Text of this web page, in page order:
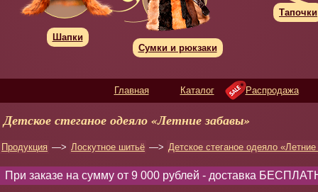
Шапки
Сумки и рюкзаки
Тапочки
Главная Каталог Распродажа
Детское стеганое одеяло «Летние забавы»
Продукция —> Лоскутное шитьё —> Детское стеганое одеяло
При заказе на сумму от 9 000 рублей - доставка